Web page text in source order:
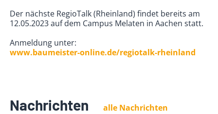
Der nächste RegioTalk (Rheinland) findet bereits am
12.05.2023 auf dem Campus Melaten in Aachen statt.
Anmeldung unter:
www.baumeister-online.de/regiotalk-rheinland
Nachrichten alle Nachrichten